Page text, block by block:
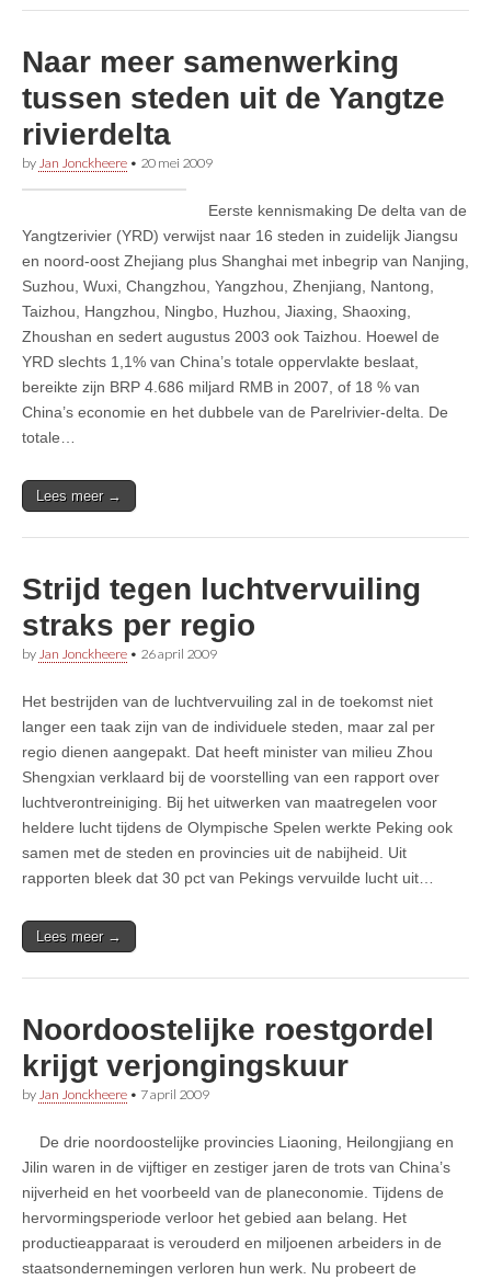
Naar meer samenwerking
tussen steden uit de Yangtze
rivierdelta
by Jan Jonckheere • 20 mei 2009
Eerste kennismaking De delta van de
Yangtzerivier (YRD) verwijst naar 16 steden in zuidelijk Jiangsu
en noord-oost Zhejiang plus Shanghai met inbegrip van Nanjing,
Suzhou, Wuxi, Changzhou, Yangzhou, Zhenjiang, Nantong,
Taizhou, Hangzhou, Ningbo, Huzhou, Jiaxing, Shaoxing,
Zhoushan en sedert augustus 2003 ook Taizhou. Hoewel de
YRD slechts 1,1% van China’s totale oppervlakte beslaat,
bereikte zijn BRP 4.686 miljard RMB in 2007, of 18 % van
China’s economie en het dubbele van de Parelrivier-delta. De
totale…
Lees meer →
Strijd tegen luchtvervuiling
straks per regio
by Jan Jonckheere • 26 april 2009
Het bestrijden van de luchtvervuiling zal in de toekomst niet
langer een taak zijn van de individuele steden, maar zal per
regio dienen aangepakt. Dat heeft minister van milieu Zhou
Shengxian verklaard bij de voorstelling van een rapport over
luchtverontreiniging. Bij het uitwerken van maatregelen voor
heldere lucht tijdens de Olympische Spelen werkte Peking ook
samen met de steden en provincies uit de nabijheid. Uit
rapporten bleek dat 30 pct van Pekings vervuilde lucht uit…
Lees meer →
Noordoostelijke roestgordel
krijgt verjongingskuur
by Jan Jonckheere • 7 april 2009
De drie noordoostelijke provincies Liaoning, Heilongjiang en
Jilin waren in de vijftiger en zestiger jaren de trots van China’s
nijverheid en het voorbeeld van de planeconomie. Tijdens de
hervormingsperiode verloor het gebied aan belang. Het
productieapparaat is verouderd en miljoenen arbeiders in de
staatsondernemingen verloren hun werk. Nu probeert de